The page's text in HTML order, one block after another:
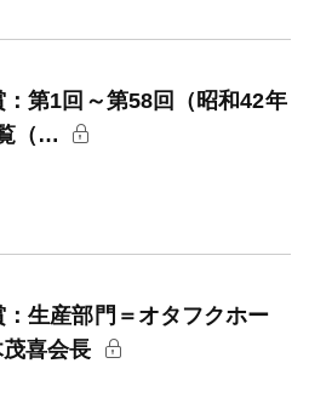
第1回～第58回（昭和42年
（…
生産部門＝オタフクホー
喜会長